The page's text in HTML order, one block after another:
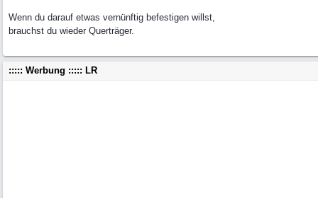
Wenn du darauf etwas vernünftig befestigen willst,
brauchst du wieder Querträger.
::::: Werbung ::::: LR